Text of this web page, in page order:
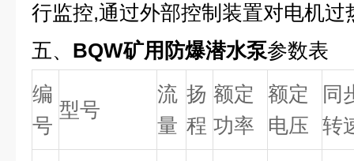
行监控,通过外部控制装置对电机过
五、 BQW矿用防爆潜水泵参数表
编
号
型号
流
量
扬
程
额定
功率
额定
电压
同
转